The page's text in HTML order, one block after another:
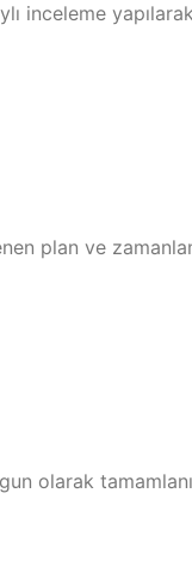
inceleme
plan ve
olarak